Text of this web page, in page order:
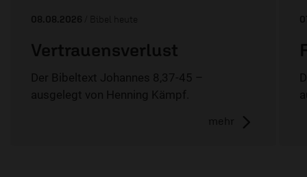
08.08.2026 / Bibel heute
Vertrauensverlust
Der Bibeltext Johannes 8,37-45 –
ausgelegt von Henning Kämpf.
mehr